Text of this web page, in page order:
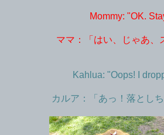
Mommy: "OK.
ママ：「はい、じゃあ、
Kahlua: "Oops! I
カルア：「あっ！落としち